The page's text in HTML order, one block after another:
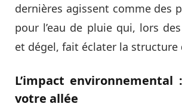
dernières agissent comme des
pour l’eau de pluie qui, lors
et dégel, fait éclater la structure
L’impact environnemental
votre allée